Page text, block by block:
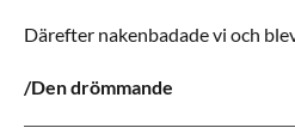
Därefter nakenbadade vi och
/Den drömmande